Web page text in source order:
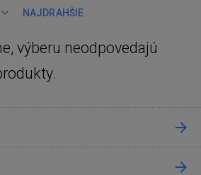
NAJDRAHŠIE
výberu neodpovedajú